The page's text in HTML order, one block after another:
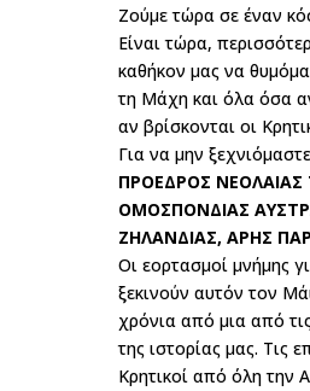
Ζούμε τώρα σε έναν
Είναι τώρα,
καθήκον μας να
τη Μάχη και όλα όσα
αν βρίσκονται οι
Για να μην
ΠΡΟΕΔΡΟΣ ΝΕΟΛΑΙΑΣ
ΟΜΟΣΠΟΝΔΙΑΣ
ΖΗΛΑΝΔΙΑΣ, ΑΡΗΣ
Οι εορτασμοί μνήμης
ξεκινούν αυτόν τον
χρόνια από μια από
της ιστορίας μας. Τις
Κρητικοί από όλη την